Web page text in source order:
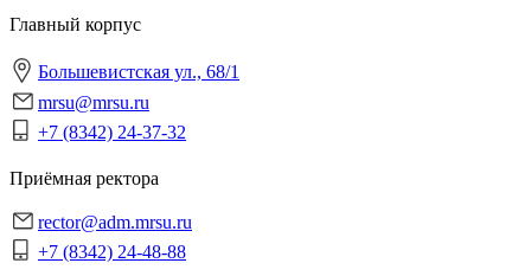
Главный корпус
Большевистская ул., 68/1
mrsu@mrsu.ru
+7 (8342) 24-37-32
Приёмная ректора
rector@adm.mrsu.ru
+7 (8342) 24-48-88